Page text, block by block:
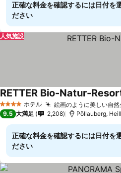
正確な料金を確認するには日付を
ださい
人気施設
4 ホテルのランク
ホテル 絵画のように美しい自
RETTER Bio-Natur-
9.5 大満足 2,208 Pöllauberg,
正確な料金を確認するには日付を
ださい